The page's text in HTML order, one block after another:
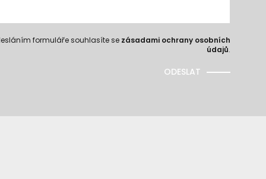
formuláře souhlasíte se zásadami ochrany osobních
údajů.
ODESLAT